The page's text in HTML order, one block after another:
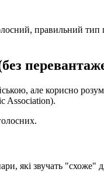
правильний
(без
але корисно
Association).
які звучать "схоже"